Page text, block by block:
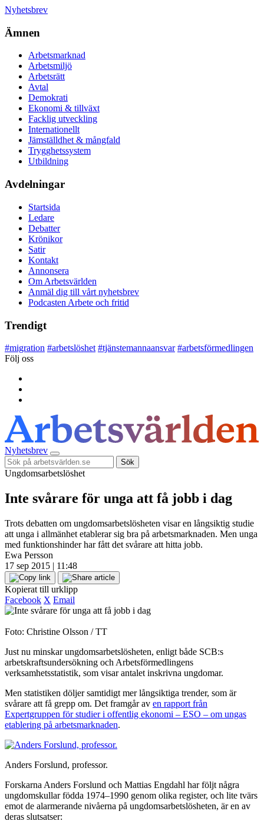
Nyhetsbrev
Ämnen
Arbetsmarknad
Arbetsmiljö
Arbetsrätt
Avtal
Demokrati
Ekonomi & tillväxt
Facklig utveckling
Internationellt
Jämställdhet & mångfald
Trygghetssystem
Utbildning
Avdelningar
Startsida
Ledare
Debatter
Krönikor
Satir
Kontakt
Annonsera
Om Arbetsvärlden
Anmäl dig till vårt nyhetsbrev
Podcasten Arbete och fritid
Trendigt
#migration #arbetslöshet #tjänstemannaansvar #arbetsförmedlingen
Följ oss
Nyhetsbrev
Sök
Ungdomsarbetslöshet
Inte svårare för unga att få jobb i dag
Trots debatten om ungdomsarbetslösheten visar en långsiktig studie
att unga i allmänhet etablerar sig bra på arbetsmarknaden. Men unga
med funktionshinder har fått det svårare att hitta jobb.
Ewa Persson
17 sep 2015 | 11:48
Kopierat till urklipp
Facebook X Email
Foto: Christine Olsson / TT
Just nu minskar ungdomsarbetslösheten, enligt både SCB:s
arbetskraftsundersökning och Arbetsförmedlingens
verksamhetsstatistik, som visar antalet inskrivna ungdomar.
Men statistiken döljer samtidigt mer långsiktiga trender, som är
svårare att få grepp om. Det framgår av en rapport från
Expertgruppen för studier i offentlig ekonomi – ESO – om ungas
etablering på arbetsmarknaden.
Anders Forslund, professor.
Forskarna Anders Forslund och Mattias Engdahl har följt några
ungdomskullar födda 1974–1990 genom olika register, och lite tvärs
emot de alarmerande nivåerna på ungdomsarbetslösheten, är en av
deras slutsatser: